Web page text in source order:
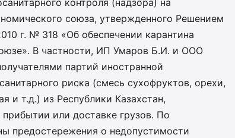
контроля (надзора) на
союза, утвержденного Решением
г. № 318 «Об обеспечении карантина
В частности, ИП Умаров Б.И. и ООО
партий иностранной
риска (смесь сухофруктов, орехи,
и т.д.) из Республики Казахстан,
или доставке грузов. По
предостережения о недопустимости